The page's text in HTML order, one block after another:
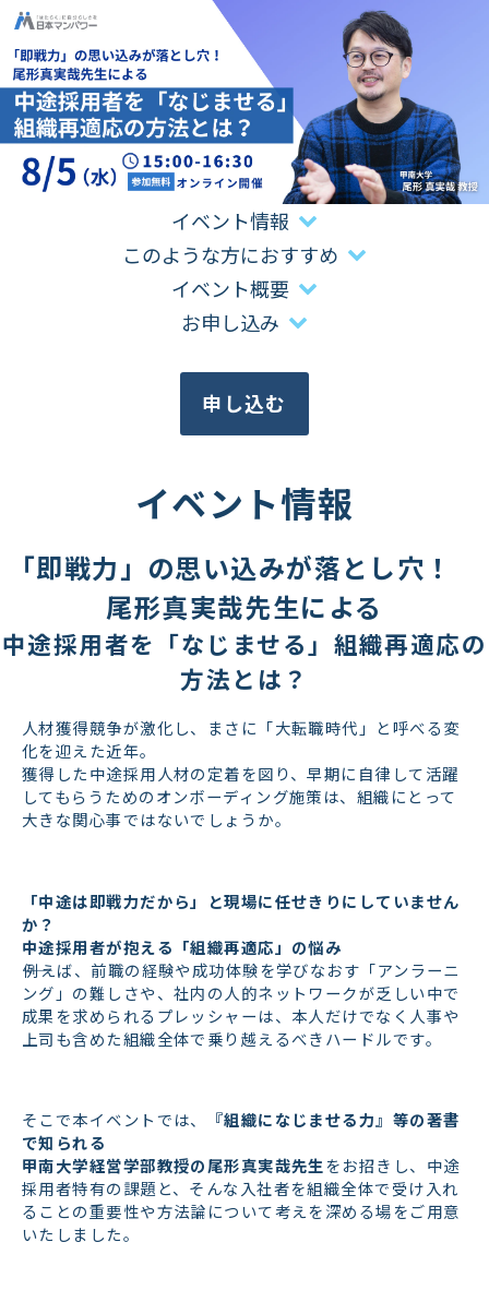
イベント情報
このような方におすすめ
イベント概要
お申し込み
申し込む
イベント情報
「即戦力」の思い込みが落とし穴！
尾形真実哉先生による
中途採用者を「なじませる」組織再適応の
方法とは？
人材獲得競争が激化し、まさに「大転職時代」と呼べる変
化を迎えた近年。
獲得した中途採用人材の定着を図り、早期に自律して活躍
してもらうためのオンボーディング施策は、組織にとって
大きな関心事ではないでしょうか。
「中途は即戦力だから」と現場に任せきりにしていません
か？
中途採用者が抱える「組織再適応」の悩み
――例えば、前職の経験や成功体験を学びなおす「アンラーニ
ング」の難しさや、社内の人的ネットワークが乏しい中で
成果を求められるプレッシャーは、本人だけでなく人事や
上司も含めた組織全体で乗り越えるべきハードルです。
そこで本イベントでは、
『組織になじませる力』等の著書
で知られる
甲南大学経営学部教授の尾形真実哉先生 をお招きし、中途
採用者特有の課題と、そんな入社者を組織全体で受け入れ
ることの重要性や方法論について考えを深める場をご用意
いたしました。